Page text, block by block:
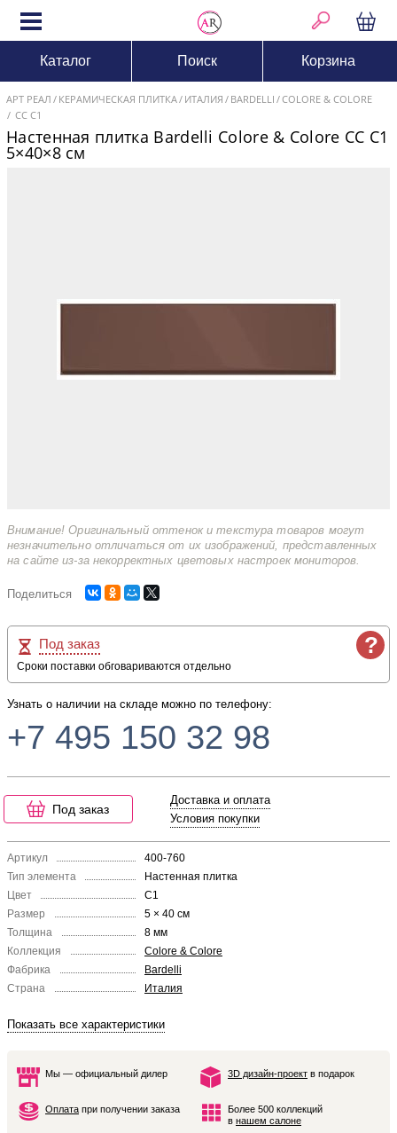
Каталог Поиск Корзина
АРТ РЕАЛ КЕРАМИЧЕСКАЯ ПЛИТКА ИТАЛИЯ BARDELLI COLORE & COLORE
CC C1
Настенная плитка Bardelli Colore & Colore CC C1
5×40×8 см
Внимание! Оригинальный оттенок и текстура товаров могут
незначительно отличаться от их изображений, представленных
на сайте из-за некорректных цветовых настроек мониторов.
Поделиться
?
Под заказ
Сроки поставки обговариваются отдельно
Узнать о наличии на складе можно по телефону:
+7 495 150 32 98
Под заказ
Доставка и оплата
Условия покупки
Артикул
400-760
Тип элемента
Настенная плитка
Цвет
C1
Размер
5 × 40 см
Толщина
8 мм
Коллекция
Colore & Colore
Фабрика
Bardelli
Страна
Италия
Показать все характеристики
Мы — официальный дилер 3D дизайн-проект в подарок
Оплата при получении заказа
Более 500 коллекций
в нашем салоне